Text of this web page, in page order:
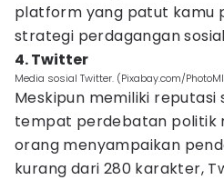
platform yang patut kamu
strategi perdagangan
4. Twitter
Media sosial Twitter. (Pixabay.com/
Meskipun memiliki
tempat perdebatan politik
orang menyampaikan
kurang dari 280 karakter,